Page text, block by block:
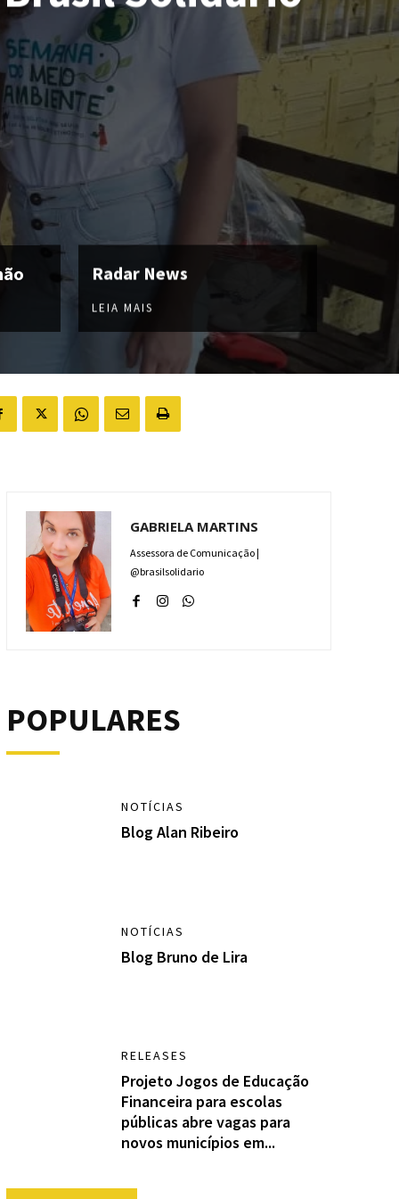
Radar News
LEIA MAIS
GABRIELA MARTINS
Assessora de Comunicação |
@brasilsolidario
POPULARES
NOTÍCIAS
Blog Alan Ribeiro
NOTÍCIAS
Blog Bruno de Lira
RELEASES
Projeto Jogos de Educação
Financeira para escolas
públicas abre vagas para
novos municípios em...